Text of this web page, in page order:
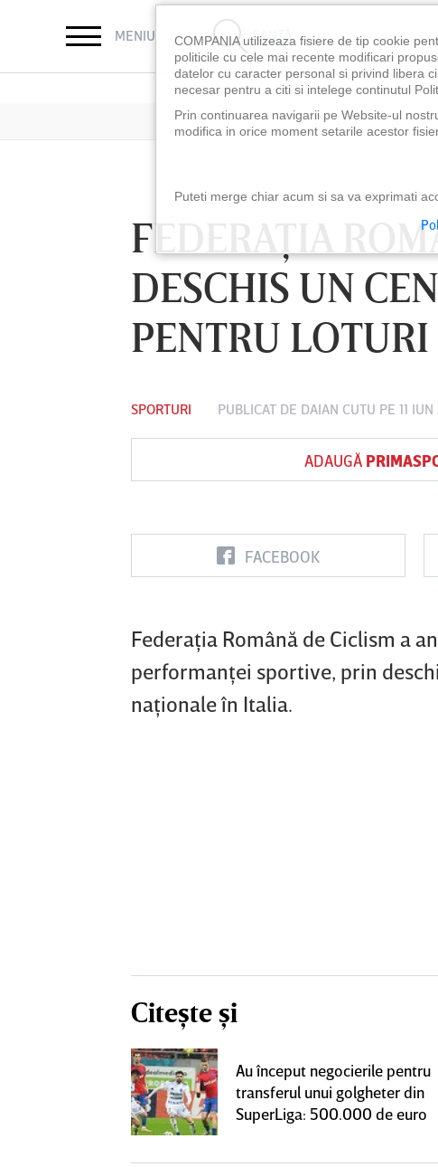
MENIU CAUTĂ
FEDERAŢIA
DESCHIS UN
PENTRU
SPORTURI PUBLICAT DE DAIAN CUTU PE 11
ADAUGĂ
FACEBOOK
Federaţia Română de Ciclism a
performanţei sportive, prin
naţionale în Italia.
Citește și
Au început negocierile pentru
transferul unui golgheter din
SuperLiga: 500.000 de euro
FC Botoşani
Vs
Corvinul
Hunedoara
Sepsi OSK Sf
Vs
COMPANIA utilizeaza fisiere de tip cookie
politicile cu cele mai recente modificari
datelor cu caracter personal si privind libera
necesar pentru a citi si intelege continutul
Prin continuarea navigarii pe Website-ul
modifica in orice moment setarile acestor
Puteti merge chiar acum si sa va exprimati